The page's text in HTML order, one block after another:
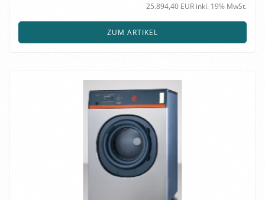
25.894,40 EUR inkl. 19% MwSt.
ZUM ARTIKEL